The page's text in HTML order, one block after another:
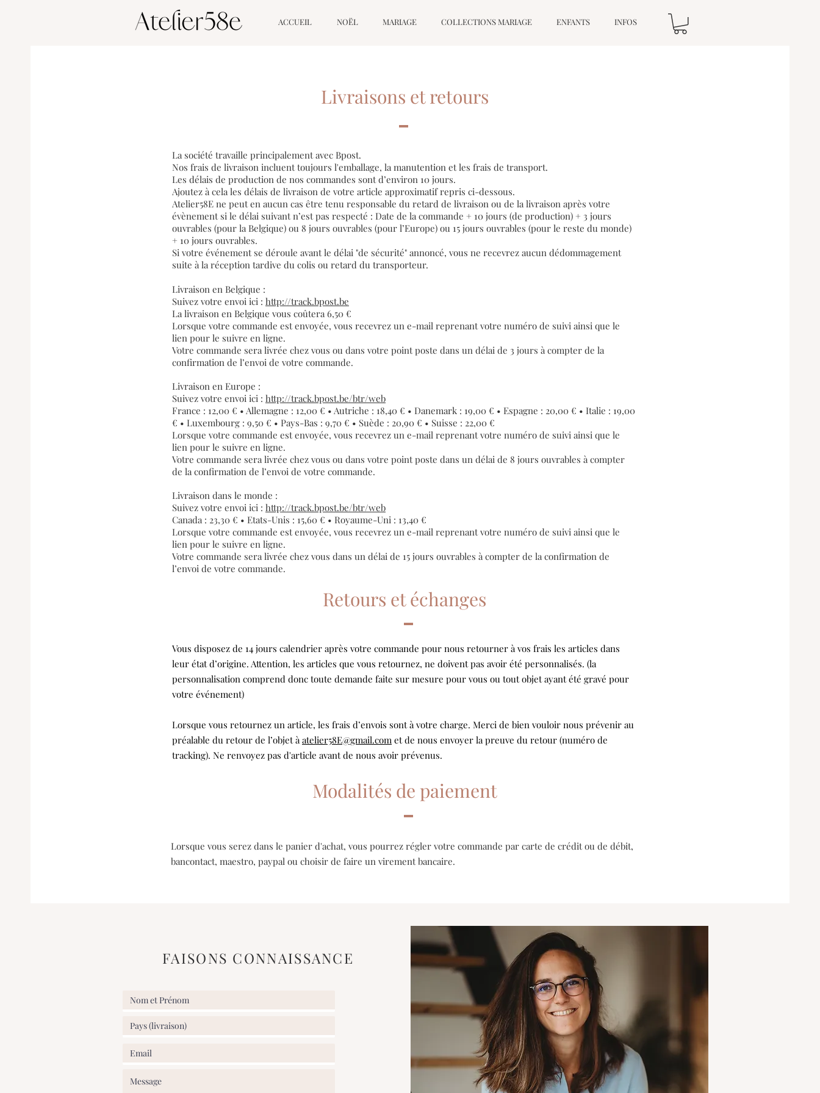
ACCUEIL NOËL MARIAGE COLLECTIONS MARIAGE ENFANTS INFOS
Livraisons et retours
La société travaille principalement avec Bpost.
Nos frais de livraison incluent toujours l'emballage, la manutention et les frais de transport.
Les délais de production de nos commandes sont d’environ 10 jours.
Ajoutez à cela les délais de livraison de votre article approximatif repris ci-dessous.
Atelier58E ne peut en aucun cas être tenu responsable du retard de livraison ou de la livraison après votre
évènement si le délai suivant n’est pas respecté : Date de la commande + 10 jours (de production) + 3 jours
ouvrables (pour la Belgique) ou 8 jours ouvrables (pour l’Europe) ou 15 jours ouvrables (pour le reste du monde)
+ 10 jours ouvrables.
Si votre événement se déroule avant le délai "de sécurité" annoncé, vous ne recevrez aucun dédommagement
suite à la réception tardive du colis ou retard du transporteur.
Livraison en Belgique :
Suivez votre envoi ici : http://track.bpost.be
La livraison en Belgique vous coûtera 6,50 €
Lorsque votre commande est envoyée, vous recevrez un e-mail reprenant votre numéro de suivi ainsi que le
lien pour le suivre en ligne.
Votre commande sera livrée chez vous ou dans votre point poste dans un délai de 3 jours à compter de la
confirmation de l’envoi de votre commande.
Livraison en Europe :
Suivez votre envoi ici : http://track.bpost.be/btr/web
France : 12,00 € • Allemagne : 12,00 € • Autriche : 18,40 € • Danemark : 19,00 € • Espagne : 20,00 € • Italie : 19,00
€ • Luxembourg : 9,50 € • Pays-Bas : 9,70 € • Suède : 20,90 € • Suisse : 22,00 €
Lorsque votre commande est envoyée, vous recevrez un e-mail reprenant votre numéro de suivi ainsi que le
lien pour le suivre en ligne.
Votre commande sera livrée chez vous ou dans votre point poste dans un délai de 8 jours ouvrables à compter
de la confirmation de l’envoi de votre commande.
Livraison dans le monde :
Suivez votre envoi ici : http://track.bpost.be/btr/web
Canada : 23,30 € • Etats-Unis : 15,60 € • Royaume-Uni : 13,40 €
Lorsque votre commande est envoyée, vous recevrez un e-mail reprenant votre numéro de suivi ainsi que le
lien pour le suivre en ligne.
Votre commande sera livrée chez vous dans un délai de 15 jours ouvrables à compter de la confirmation de
l’envoi de votre commande.
Retours et échanges
Vous disposez de 14 jours calendrier après votre commande pour nous retourner à vos frais les articles dans
leur état d’origine. Attention, les articles que vous retournez, ne doivent pas avoir été personnalisés. (la
personnalisation comprend donc toute demande faite sur mesure pour vous ou tout objet ayant été gravé pour
votre événement)
Lorsque vous retournez un article, les frais d’envois sont à votre charge. Merci de bien vouloir nous prévenir au
préalable du retour de l’objet à atelier58E@gmail.com et de nous envoyer la preuve du retour (numéro de
tracking). Ne renvoyez pas d'article avant de nous avoir prévenus.
Modalités de paiement
Lorsque vous serez dans le panier d'achat, vous pourrez régler votre commande par carte de crédit ou de débit,
bancontact, maestro, paypal ou choisir de faire un virement bancaire.
FAISONS CONNAISSANCE